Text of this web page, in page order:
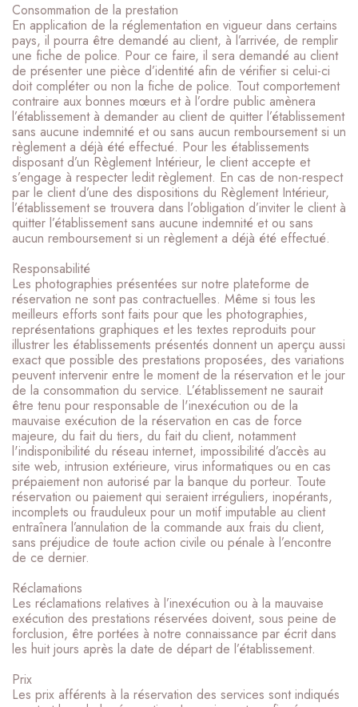
Consommation de la prestation
En application de la réglementation en vigueur dans certains
pays, il pourra être demandé au client, à l’arrivée, de remplir
une fiche de police. Pour ce faire, il sera demandé au client
de présenter une pièce d’identité afin de vérifier si celui-ci
doit compléter ou non la fiche de police. Tout comportement
contraire aux bonnes mœurs et à l’ordre public amènera
l’établissement à demander au client de quitter l’établissement
sans aucune indemnité et ou sans aucun remboursement si un
règlement a déjà été effectué. Pour les établissements
disposant d’un Règlement Intérieur, le client accepte et
s’engage à respecter ledit règlement. En cas de non-respect
par le client d’une des dispositions du Règlement Intérieur,
l’établissement se trouvera dans l’obligation d’inviter le client à
quitter l’établissement sans aucune indemnité et ou sans
aucun remboursement si un règlement a déjà été effectué.
Responsabilité
Les photographies présentées sur notre plateforme de
réservation ne sont pas contractuelles. Même si tous les
meilleurs efforts sont faits pour que les photographies,
représentations graphiques et les textes reproduits pour
illustrer les établissements présentés donnent un aperçu aussi
exact que possible des prestations proposées, des variations
peuvent intervenir entre le moment de la réservation et le jour
de la consommation du service. L’établissement ne saurait
être tenu pour responsable de l'inexécution ou de la
mauvaise exécution de la réservation en cas de force
majeure, du fait du tiers, du fait du client, notamment
l'indisponibilité du réseau internet, impossibilité d’accès au
site web, intrusion extérieure, virus informatiques ou en cas
prépaiement non autorisé par la banque du porteur. Toute
réservation ou paiement qui seraient irréguliers, inopérants,
incomplets ou frauduleux pour un motif imputable au client
entraînera l’annulation de la commande aux frais du client,
sans préjudice de toute action civile ou pénale à l’encontre
de ce dernier.
Réclamations
Les réclamations relatives à l’inexécution ou à la mauvaise
exécution des prestations réservées doivent, sous peine de
forclusion, être portées à notre connaissance par écrit dans
les huit jours après la date de départ de l’établissement.
Prix
Les prix afférents à la réservation des services sont indiqués